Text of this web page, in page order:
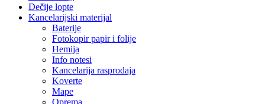
Dečije lopte
Kancelarijski materijal
Baterije
Fotokopir papir i folije
Hemija
Info notesi
Kancelarija rasprodaja
Koverte
Mape
Oprema